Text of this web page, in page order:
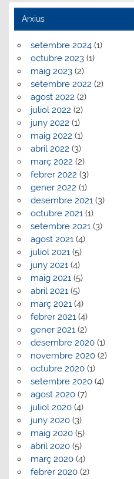
Arxius
setembre 2024(1)
octubre 2023(1)
maig 2023(2)
setembre 2022 (2)
agost 2022 (2)
juliol 2022 (2)
juny 2022 (1)
maig 2022 (1)
abril 2022 (3)
març 2022 (2)
febrer 2022 (3)
gener 2022 (1)
desembre 2021(3)
octubre 2021(1)
setembre 2021(3)
agost 2021(4)
juliol 2021(5)
juny 2021(4)
maig 2021(5)
abril 2021(5)
març 2021(4)
febrer 2021(4)
gener 2021(2)
desembre 2020(1)
novembre 2020(2)
octubre 2020(1)
setembre 2020(4)
agost 2020(7)
juliol 2020(4)
juny 2020(3)
maig 2020(5)
abril 2020(5)
març 2020(4)
febrer 2020(2)